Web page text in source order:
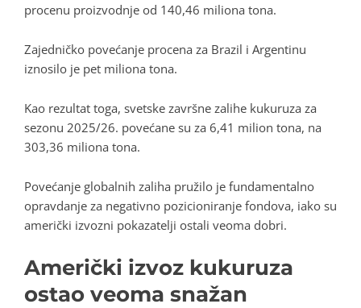
procenu proizvodnje od 140,46 miliona tona.
Zajedničko povećanje procena za Brazil i Argentinu
iznosilo je pet miliona tona.
Kao rezultat toga, svetske završne zalihe kukuruza za
sezonu 2025/26. povećane su za 6,41 milion tona, na
303,36 miliona tona.
Povećanje globalnih zaliha pružilo je fundamentalno
opravdanje za negativno pozicioniranje fondova, iako su
američki izvozni pokazatelji ostali veoma dobri.
Američki izvoz kukuruza
ostao veoma snažan